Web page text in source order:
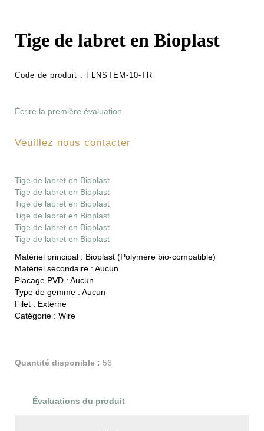
Tige de labret en Bioplast
Code de produit : FLNSTEM-10-TR
Écrire la première évaluation
Veuillez nous contacter
Tige de labret en Bioplast
Tige de labret en Bioplast
Tige de labret en Bioplast
Tige de labret en Bioplast
Tige de labret en Bioplast
Tige de labret en Bioplast
Matériel principal : Bioplast (Polymère bio-compatible)
Matériel secondaire : Aucun
Placage PVD : Aucun
Type de gemme : Aucun
Filet : Externe
Catégorie : Wire
Quantité disponible : 56
Évaluations du produit